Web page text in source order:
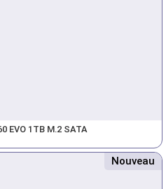
EVO 1TB M.2 SATA
Nouveau